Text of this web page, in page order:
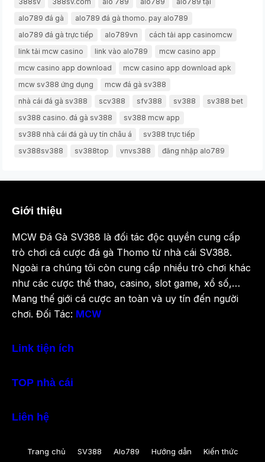
alo789 đá gà
alo789 đá gà thomo. pay alo789
alo789 đá gà trực tiếp
alo789vn
cách tải app casinomcw
link tải mcw casino
link vào alo789
mcw casino app
mcw casino app download
mcw casino app download apk
mcw sv388 ứng dụng
mcw đá gà sv388
nhà cái đá gà sv388
scv388 sfv388 sv388
sv388 bet
sv388 casino. đá gà sv388
sv388 mcw app
sv388 nhà cái đá gà uy tín châu á
sv388 trực tiếp
sv388sv388
sv388top vnvs388 đăng nhập alo789
Giới thiệu
MCW Đá Gà SV388 là đối tác độc quyền cung cấp
trò chơi cá cược đá gà Thomo từ nhà cái SV388.
Ngoài ra chúng tôi còn cung cấp nhiều trò chơi khác
như các cược thể thao, casino, slot game, xổ số,…
Mang thế giới cá cược an toàn và uy tín đến người
chơi. Đối Tác: MCW
Link tiện ích
TOP nhà cái
Liên hệ
Trang chủ SV388 Alo789 Hướng dẫn Kiến thức